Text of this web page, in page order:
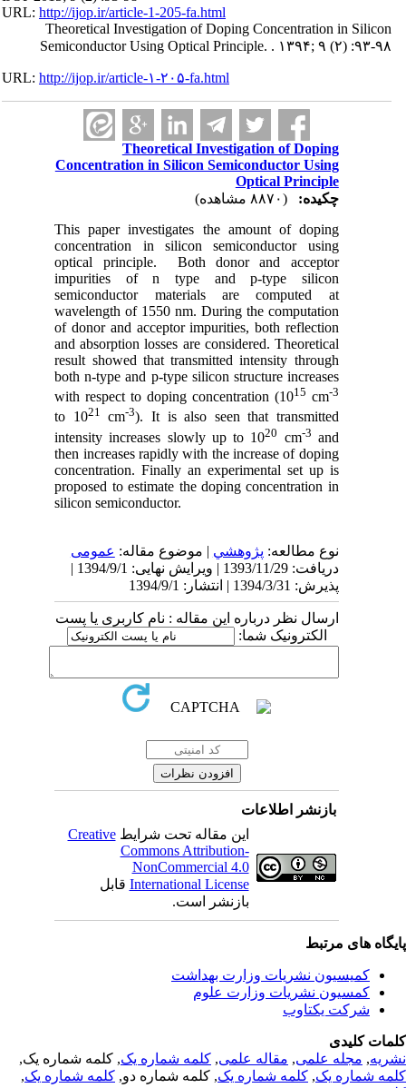
URL:http://ijop.ir/article-1-205-fa.html
Theoretical Investigation of Doping Concentration in Silicon
Semiconductor Using Optical Principle. . ۱۳۹۴; ۹ (۲) :۹۳-۹۸
URL:http://ijop.ir/article-۱-۲۰۵-fa.html
Theoretical Investigation of Doping
Concentration in Silicon Semiconductor Using
Optical Principle
چکیده:
This paper investigates the amount of doping
concentration in silicon semiconductor using
optical principle. Both donor and acceptor
impurities of n type and p-type silicon
semiconductor materials are computed at
wavelength of 1550 nm. During the computation
of donor and acceptor impurities, both reflection
and absorption losses are considered. Theoretical
result showed that transmitted intensity through
both n-type and p-type silicon structure increases
with respect to doping concentration (1015cm
to 1021cm-3
). It is also seen that transmitted
intensity increases slowly up to 1020cm -3and
then increases rapidly with the increase of doping
concentration. Finally an experimental set up is
proposed to estimate the doping concentration in
silicon semiconductor.
نوع مطالعه:پژوهشي| موضوع مقاله:عمومى
دریافت: 1393/11/29 | ویرایش نهایی: 1394/9/1 |
پذیرش: 1394/3/31 | انتشار: 1394/9/1
ارسال نظر درباره این مقاله : نام کاربری یا پست
الکترونیک شما:
بازنشر اطلاعات
این مقاله تحت شرایطCreative
Commons Attribution-
NonCommercial 4.0
International Licenseقابل
بازنشر است.
های مرتبط
کمیسیون نشریات وزارت بهداشت
کمسیون نشریات وزارت علوم
شرکت یکتاوب
کلیدی
,مجله علمی, مقاله علمی, کلمه شماره یک, کلمه شماره یک,
شماره یک,کلمه شماره یک, کلمه شماره دو,کلمه شماره یک,